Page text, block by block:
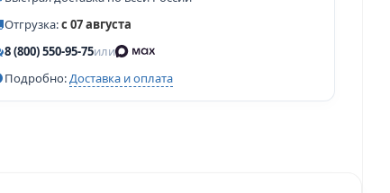
Отгрузка:с 07 августа
8 (800) 550-95-75или
Подробно:Доставка и оплата